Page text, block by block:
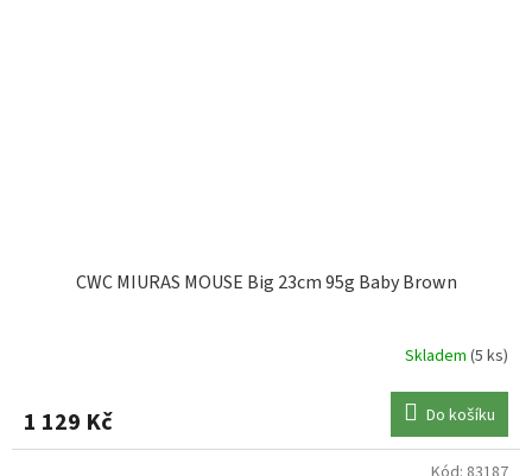
CWC MIURAS MOUSE Big 23cm 95g Baby Brown
Skladem (5 ks)
1 129 Kč Do košíku